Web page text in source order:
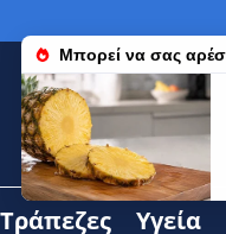
Τράπεζες Υγεία